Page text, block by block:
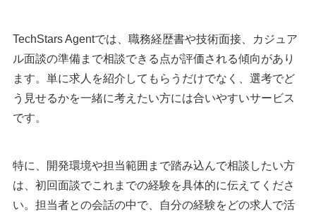
TechStars Agentでは、職務経歴書や技術面接、カジュア
ル面談の準備まで相談できる点が評価される傾向があり
ます。単に求人を紹介してもらうだけでなく、選考でど
う見せるかを一緒に考えたい方には合いやすいサービス
です。
特に、開発環境や担当範囲まで踏み込んで相談したい方
は、初回面談でこれまでの経験を具体的に伝えてくださ
い。担当者との会話の中で、自分の経験をどの求人で活